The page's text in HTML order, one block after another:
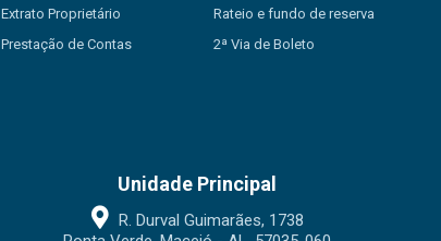
Extrato Proprietário
Prestação de Contas
Rateio e fundo de reserva
2ª Via de Boleto
Unidade Principal
R. Durval Guimarães, 1738